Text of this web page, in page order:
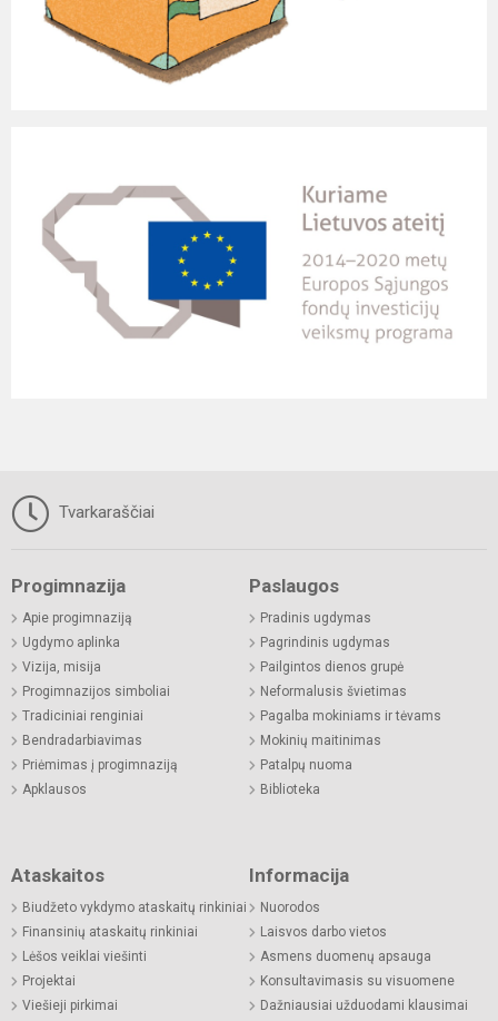
Tvarkaraščiai
Progimnazija
Apie progimnaziją
Ugdymo aplinka
Vizija, misija
Progimnazijos simboliai
Tradiciniai renginiai
Bendradarbiavimas
Priėmimas į progimnaziją
Apklausos
Paslaugos
Pradinis ugdymas
Pagrindinis ugdymas
Pailgintos dienos grupė
Neformalusis švietimas
Pagalba mokiniams ir tėvams
Mokinių maitinimas
Patalpų nuoma
Biblioteka
Ataskaitos
Biudžeto vykdymo ataskaitų rinkiniai
Finansinių ataskaitų rinkiniai
Lėšos veiklai viešinti
Projektai
Viešieji pirkimai
Informacija
Nuorodos
Laisvos darbo vietos
Asmens duomenų apsauga
Konsultavimasis su visuomene
Dažniausiai užduodami klausimai